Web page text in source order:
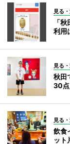
見る
「
利用
見る
秋田
30点
見る
飲食
ット